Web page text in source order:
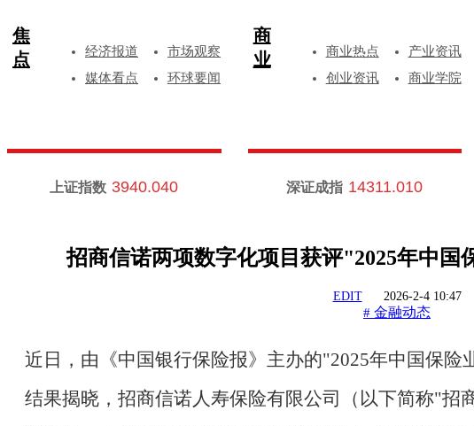
焦
点
经济报道
市场观察
媒体看点
环球要闻
商
业
商业热点
产业资讯
创业资讯
商业学院
上证指数 3940.040 深证成指 14311.010
招商信诺两项数字化项目获评"2025年中国
EDIT 2026-2-4 10:47
# 金融动态
近日，由《中国银行保险报》主办的"2025年中国保险
结果揭晓，招商信诺人寿保险有限公司（以下简称"招